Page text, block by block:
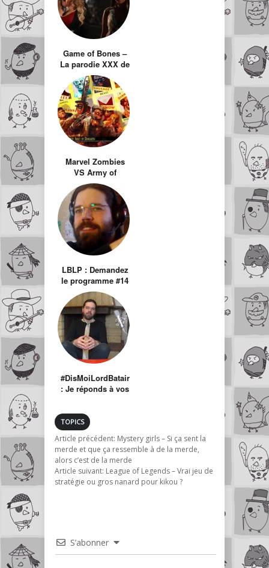
Game of Bones –
La parodie XXX de
Game of Thrones
Marvel Zombies
VS Army of
Darkness
LBLP : Demandez
le programme #14
#DisMoiLordBatair
: Je réponds à vos
TOPICS
Article précédent: Mystery girls – Si ça sent la
merde et que ça ressemble à de la merde,
alors c’est de la merde
Article suivant: League of Legends – Vrai jeu de
stratégie ou gros nanard pour kikou ?
S’abonner